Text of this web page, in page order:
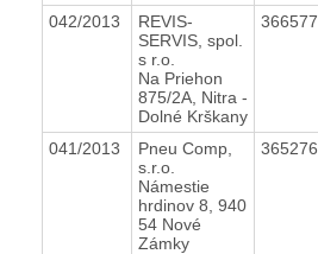
042/2013
REVIS-
SERVIS, spol.
s r.o.
Na Priehon
875/2A, Nitra -
Dolné Krškany
041/2013
Pneu Comp,
s.r.o.
Námestie
hrdinov 8, 940
54 Nové
Zámky